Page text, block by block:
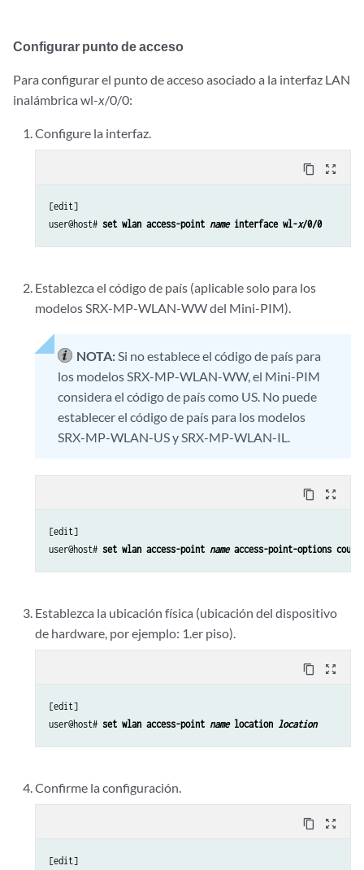
Configurar punto de acceso
Para configurar el punto de acceso asociado a la interfaz LAN
inalámbrica wl-x/0/0:
Configure la interfaz.
content_copy zoom_out_map
[edit]
user@host# set wlan access-point name interface wl-x/0/0
Establezca el código de país (aplicable solo para los
modelos SRX-MP-WLAN-WW del Mini-PIM).
NOTA:Si no establece el código de país para
los modelos SRX-MP-WLAN-WW, el Mini-PIM
considera el código de país como US. No puede
establecer el código de país para los modelos
SRX-MP-WLAN-US y SRX-MP-WLAN-IL.
content_copy zoom_out_map
[edit]
user@host# set wlan access-point name access-point-options
Establezca la ubicación física (ubicación del dispositivo
de hardware, por ejemplo: 1.er piso).
content_copy zoom_out_map
[edit]
user@host# set wlan access-point name location location
Confirme la configuración.
content_copy zoom_out_map
[edit]